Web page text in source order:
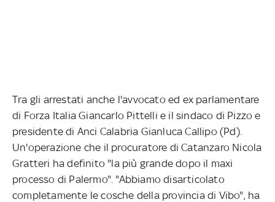
Tra gli arrestati anche l'avvocato ed ex parlamentare
di Forza Italia Giancarlo Pittelli e il sindaco di Pizzo e
presidente di Anci Calabria Gianluca Callipo (Pd).
Un'operazione che il procuratore di Catanzaro Nicola
Gratteri ha definito "la più grande dopo il maxi
processo di Palermo". "Abbiamo disarticolato
completamente le cosche della provincia di Vibo", ha